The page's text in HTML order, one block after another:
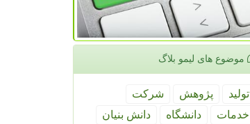
موضوع های لیمو بلاگ
تولید پژوهش
شركت
خدمات
دانشگاه
دانش بنیان